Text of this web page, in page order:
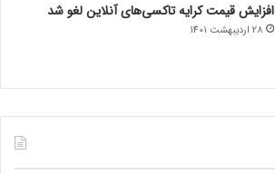
افزایش قیمت کرایه تاکسی‌های آنلاین لغو شد
28 اردیبهشت 1401